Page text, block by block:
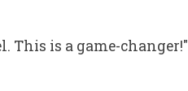
This is a game-changer!"